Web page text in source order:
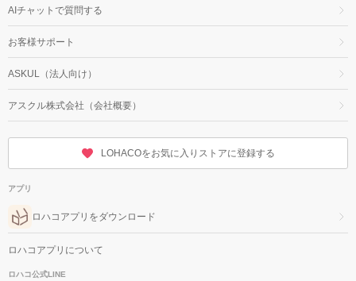
AIチャットで質問する
お客様サポート
ASKUL（法人向け）
アスクル株式会社（会社概要）
LOHACOをお気に入りストアに登録する
アプリ
ロハコアプリをダウンロード
ロハコアプリについて
ロハコ公式LINE